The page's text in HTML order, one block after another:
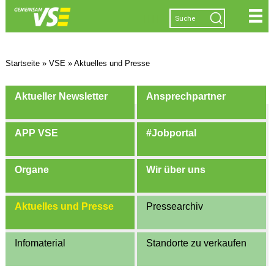
Startseite» VSE » Aktuelles und Presse
Aktueller Newsletter Ansprechpartner
APP VSE #Jobportal
Organe Wir über uns
Aktuelles und Presse Pressearchiv
Infomaterial Standorte zu verkaufen